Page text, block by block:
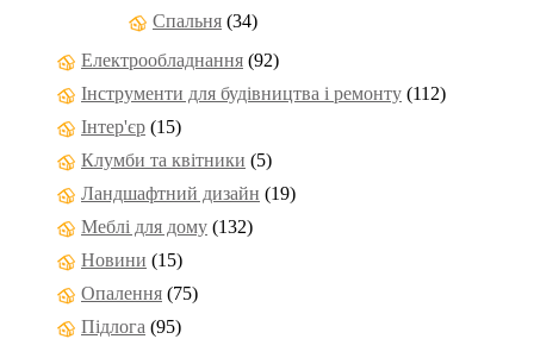
Спальня (34)
Електрообладнання (92)
Інструменти для будівництва і ремонту (112)
Інтер'єр (15)
Клумби та квітники (5)
Ландшафтний дизайн (19)
Меблі для дому (132)
Новини (15)
Опалення (75)
Підлога (95)